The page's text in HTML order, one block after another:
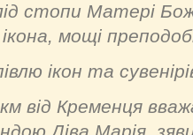
стопи Матері
мощі
ікон та
від Кременця